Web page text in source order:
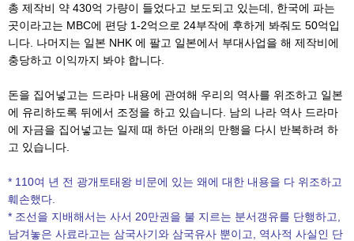
총 제작비 약 430억 가량이 들었다고 보도되고 있는데, 한국에 파는
곳이라고는 MBC에 편당 1-2억으로 24부작에 후하게 봐줘도 50억입
니다. 나머지는 일본 NHK 에 팔고 일본에서 부대사업을 해 제작비에
충당하고 이익까지 봐야 합니다.
돈을 집어넣고는 드라마 내용에 관여해 우리의 역사를 위조하고 일본
에 유리하도록 뒤에서 조정을 하고 있습니다. 남의 나라 역사 드라마
에 자금을 집어넣고는 일제 때 하던 아래의 만행을 다시 반복하려 하
고 있습니다.
* 110여 년 전 광개토태왕 비문에 있는 왜에 대한 내용을 다 위조하고
훼손했다.
* 조선을 지배해서는 사서 20만권을 불 지르는 분서갱유를 단행하고,
남겨놓은 사료라고는 삼국사기와 삼국유사 뿐이고, 역사적 사실인 단